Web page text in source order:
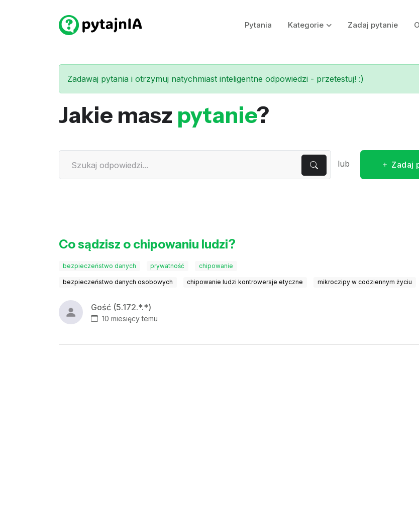
Pytania Kategorie Zadaj pytanie
Zadawaj pytania i otrzymuj natychmiast inteligentne odpowiedzi - przetestuj! :)
Jakie masz pytanie?
lub Zadaj
Co sądzisz o chipowaniu ludzi?
bezpieczeństwo danych prywatność chipowanie
bezpieczeństwo danych osobowych chipowanie ludzi kontrowersje etyczne mikroczipy w codziennym życiu
Gość (5.172.*.*)
10 miesięcy temu